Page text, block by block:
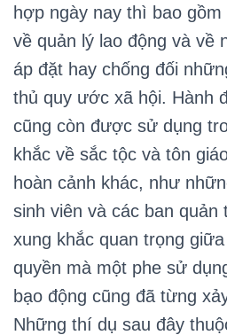
hợp ngày nay thì bao
về quản lý lao động và về
áp đặt hay chống đối
thủ quy ước xã hội. Hành
cũng còn được sử dụng
khắc về sắc tộc và tôn
hoàn cảnh khác, như
sinh viên và các ban quản
xung khắc quan trọng
quyền mà một phe sử
bạo động cũng đã từng
Những thí dụ sau đây